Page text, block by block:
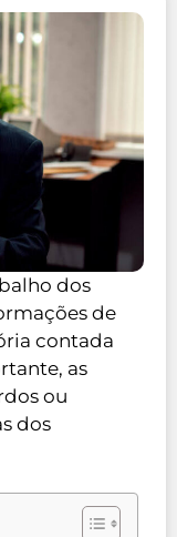
dos
de
contada
as
ou
dos